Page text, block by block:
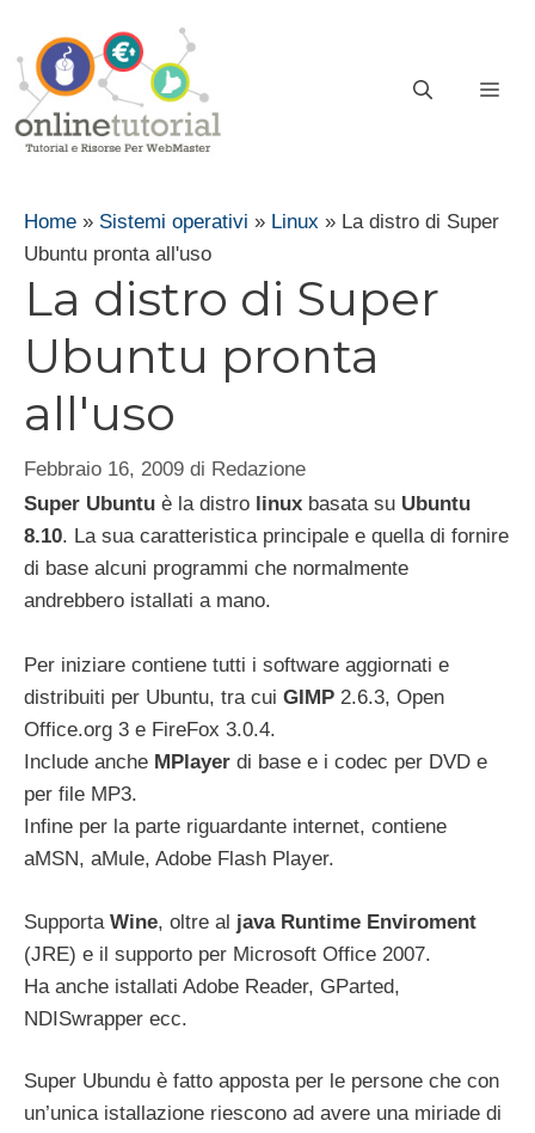
contenuto
Home » Sistemi operativi » Linux » La distro di Super
Ubuntu pronta all'uso
La distro di Super
Ubuntu pronta
all'uso
Febbraio 16, 2009 di Redazione
Super Ubuntu è la distro linux basata su Ubuntu
8.10. La sua caratteristica principale e quella di fornire
di base alcuni programmi che normalmente
andrebbero istallati a mano.
Per iniziare contiene tutti i software aggiornati e
distribuiti per Ubuntu, tra cui GIMP 2.6.3, Open
Office.org 3 e FireFox 3.0.4.
Include anche MPlayer di base e i codec per DVD e
per file MP3.
Infine per la parte riguardante internet, contiene
aMSN, aMule, Adobe Flash Player.
Supporta Wine, oltre al java Runtime Enviroment
(JRE) e il supporto per Microsoft Office 2007.
Ha anche istallati Adobe Reader, GParted,
NDISwrapper ecc.
Super Ubundu è fatto apposta per le persone che con
un’unica istallazione riescono ad avere una miriade di